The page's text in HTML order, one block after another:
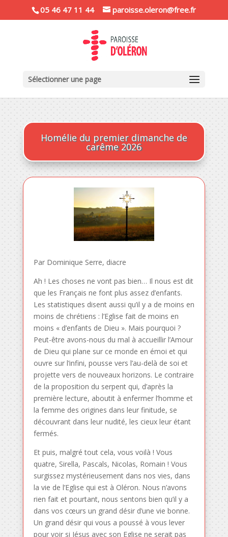
05 46 47 11 44 paroisse.oleron@free.fr
Sélectionner une page
Homélie du premier dimanche de
carême 2026
Par Dominique Serre, diacre
Ah ! Les choses ne vont pas bien… Il nous est dit
que les Français ne font plus assez d’enfants.
Les statistiques disent aussi qu’il y a de moins en
moins de chrétiens : l’Eglise fait de moins en
moins « d’enfants de Dieu ». Mais pourquoi ?
Peut-être avons-nous du mal à accueillir l’Amour
de Dieu qui plane sur ce monde en émoi et qui
ouvre sur l’infini, pousse vers l’au-delà de soi et
projette vers de nouveaux horizons. Le contraire
de la proposition du serpent qui, d’après la
première lecture, aboutit à enfermer l’homme et
la femme des origines dans leur finitude, se
découvrant dans leur nudité, les cieux leur étant
fermés.
Et puis, malgré tout cela, vous voilà ! Vous
quatre, Sirella, Pascals, Nicolas, Romain ! Vous
surgissez mystérieusement dans nos vies, dans
la vie de l’Eglise qui est à Oléron. Nous n’avons
rien fait et pourtant, nous sentons bien qu’il y a
dans vos cœurs un grand désir d’une vie bonne.
Un grand désir qui vous a poussé à vous lever
pour voir si Jésus avec son Eglise ne serait pas